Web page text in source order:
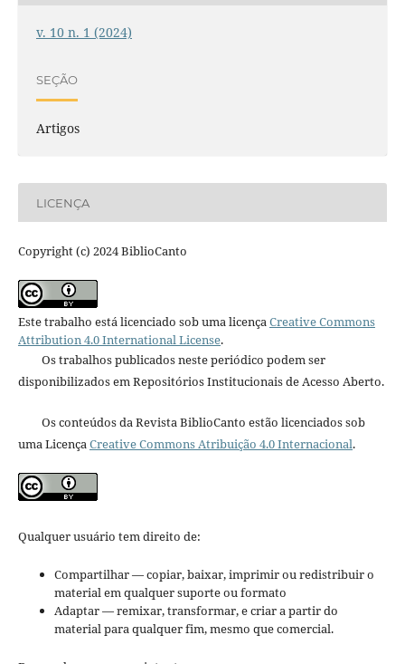
v. 10 n. 1 (2024)
SEÇÃO
Artigos
LICENÇA
Copyright (c) 2024 BiblioCanto
Este trabalho está licenciado sob uma licençaCreative Commons
Attribution 4.0 International License.
Os trabalhos publicados neste periódico podem ser
disponibilizados em Repositórios Institucionais de Acesso Aberto.
Os conteúdos da Revista BiblioCanto estão licenciados sob
uma Licença Creative Commons Atribuição 4.0 Internacional.
Qualquer usuário tem direito de:
Compartilhar — copiar, baixar, imprimir ou redistribuir o
material em qualquer suporte ou formato
Adaptar — remixar, transformar, e criar a partir do
material para qualquer fim, mesmo que comercial.